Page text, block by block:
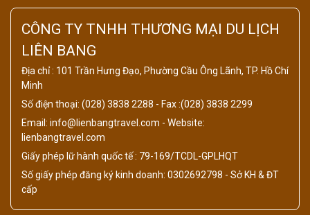
CÔNG TY TNHH THƯƠNG MẠI DU LỊCH
LIÊN BANG
Địa chỉ : 101 Trần Hưng Đạo, Phường Cầu Ông Lãnh, TP. Hồ Chí
Minh
Số điện thoại: (028) 3838 2288 - Fax :(028) 3838 2299
Email: info@lienbangtravel.com - Website:
lienbangtravel.com
Giấy phép lữ hành quốc tế : 79-169/TCDL-GPLHQT
Số giấy phép đăng ký kinh doanh: 0302692798 - Sở KH & ĐT
cấp